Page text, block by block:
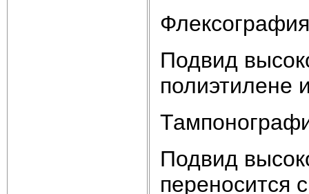
Подвид
полиэтилене
Подвид
переносится